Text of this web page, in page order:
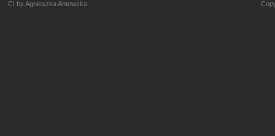
CI by Agnieszka Antowska